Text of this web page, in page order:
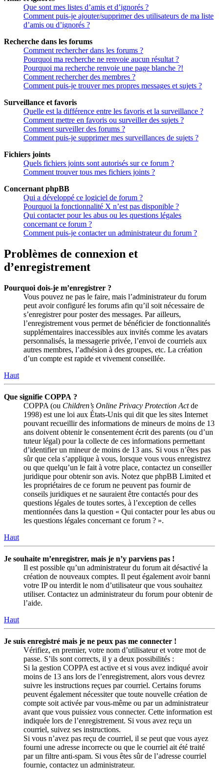
Que sont mes listes d’amis et d’ignorés ?
Comment puis-je ajouter/supprimer des utilisateurs de ma liste
d’amis ou d’ignorés ?
Recherche dans les forums
Comment rechercher dans les forums ?
Pourquoi ma recherche ne renvoie aucun résultat ?
Pourquoi ma recherche renvoie une page blanche ?!
Comment rechercher des membres ?
Comment puis-je trouver mes propres messages et sujets ?
Surveillance et favoris
Quelle est la différence entre les favoris et la surveillance ?
Comment mettre en favoris ou surveiller des sujets ?
Comment surveiller des forums ?
Comment puis-je supprimer mes surveillances de sujets ?
Fichiers joints
Quels fichiers joints sont autorisés sur ce forum ?
Comment trouver tous mes fichiers joints ?
Concernant phpBB
Qui a développé ce logiciel de forum ?
Pourquoi la fonctionnalité X n’est pas disponible ?
Qui contacter pour les abus ou les questions légales
concernant ce forum ?
Comment puis-je contacter un administrateur du forum ?
Problèmes de connexion et
d’enregistrement
Pourquoi dois-je m’enregistrer ?
Vous pouvez ne pas le faire, mais l’administrateur du forum
peut avoir configuré les forums afin qu’il soit nécessaire de
s’enregistrer pour poster des messages. Par ailleurs,
l’enregistrement vous permet de bénéficier de fonctionnalités
supplémentaires inaccessibles aux invités comme les avatars
personnalisés, la messagerie privée, l’envoi de courriels aux
autres membres, l’adhésion à des groupes, etc. La création
d’un compte est rapide et vivement conseillée.
Haut
Que signifie COPPA ?
COPPA (ou Children’s Online Privacy Protection Actde
1998) est une loi aux États-Unis qui dit que les sites Internet
pouvant recueillir des informations de mineurs de moins de 13
ans doivent obtenir le consentement écrit des parents (ou d’un
tuteur légal) pour la collecte de ces informations permettant
d’identifier un mineur de moins de 13 ans. Si vous n’êtes pas
sûr que cela s’applique à vous, lorsque vous vous enregistrez
ou que quelqu’un le fait à votre place, contactez un conseiller
juridique pour obtenir son avis. Notez que phpBB Limited et
les propriétaires de ce forum ne peuvent pas fournir de
conseils juridiques et ne sauraient être contactés pour des
questions légales de toutes sortes, à l’exception de celles
mentionnées dans la question « Qui contacter pour les abus ou
les questions légales concernant ce forum ? ».
Haut
Je souhaite m’enregistrer, mais je n’y parviens pas !
Il est possible qu’un administrateur du forum ait désactivé la
création de nouveaux comptes. Il peut également avoir banni
votre IP ou interdit le nom d’utilisateur que vous souhaitez
utiliser. Contactez un administrateur du forum pour obtenir de
l’aide.
Haut
Je suis enregistré mais je ne peux pas me connecter !
Vérifiez, en premier, votre nom d’utilisateur et votre mot de
passe. S’ils sont corrects, il y a deux possibilités :
Si la gestion COPPA est active et si vous avez indiqué avoir
moins de 13 ans lors de l’enregistrement, alors vous devrez
suivre les instructions reçues par courriel. Certains forums
peuvent également nécessiter que toute nouvelle création de
compte soit activée par vous-même ou par un administrateur
avant que vous puissiez vous connecter. Cette information est
indiquée lors de l’enregistrement. Si vous avez reçu un
courriel, suivez ses instructions.
Si vous n’avez pas reçu de courriel, il se peut que vous ayez
fourni une adresse incorrecte ou que le courriel ait été traité
par un filtre anti-spam. Si vous êtes sûr de l’adresse courriel
fournie, contactez un administrateur.